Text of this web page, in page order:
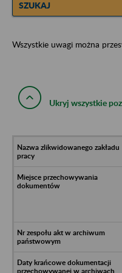
SZUKAJ
Wszystkie uwagi można
Ukryj wszystkie